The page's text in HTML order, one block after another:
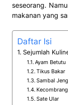
seseorang.
makanan yang
Daftar Isi
Sejumlah
Ayam Betutu
Tikus Bakar
Sambal
Sate Ular